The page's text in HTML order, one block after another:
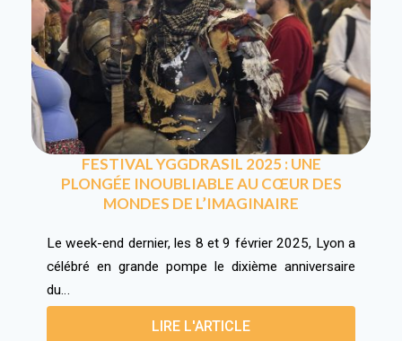
FESTIVAL YGGDRASIL 2025 : UNE
PLONGÉE INOUBLIABLE AU CŒUR DES
MONDES DE L’IMAGINAIRE
Le week-end dernier, les 8 et 9 février 2025, Lyon a
célébré en grande pompe le dixième anniversaire
du…
LIRE L'ARTICLE